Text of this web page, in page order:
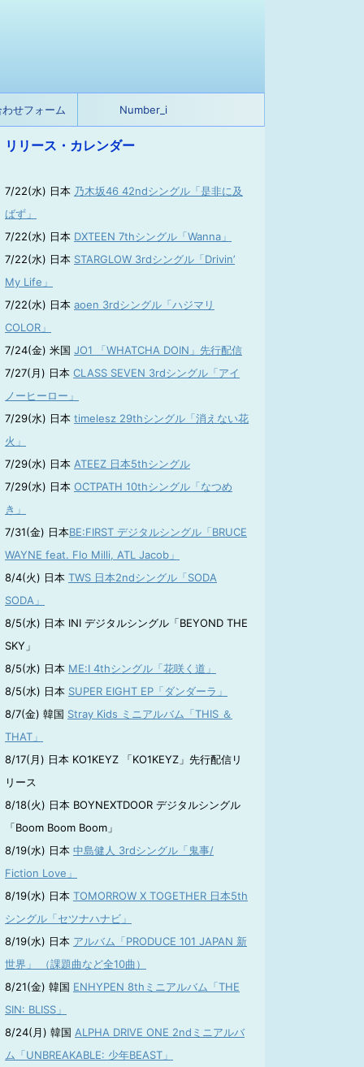
せフォーム Number_i
リリース・カレンダー
7/22(水) 日本 乃木坂46 42ndシングル「是非に及
ばず」
7/22(水) 日本 DXTEEN 7thシングル「Wanna」
7/22(水) 日本 STARGLOW 3rdシングル「Drivin’
My Life」
7/22(水) 日本 aoen 3rdシングル「ハジマリ
COLOR」
7/24(金) 米国 JO1 「WHATCHA DOIN」先行配信
7/27(月) 日本 CLASS SEVEN 3rdシングル「アイ
ノーヒーロー」
7/29(水) 日本 timelesz 29thシングル「消えない花
火」
7/29(水) 日本 ATEEZ 日本5thシングル
7/29(水) 日本 OCTPATH 10thシングル「なつめ
き」
7/31(金) 日本BE:FIRST デジタルシングル「BRUCE
WAYNE feat. Flo Milli, ATL Jacob」
8/4(火) 日本 TWS 日本2ndシングル「SODA
SODA」
8/5(水) 日本 INI デジタルシングル「BEYOND THE
SKY」
8/5(水) 日本 ME:I 4thシングル「花咲く道」
8/5(水) 日本 SUPER EIGHT EP「ダンダーラ」
8/7(金) 韓国 Stray Kids ミニアルバム「THIS ＆
THAT」
8/17(月) 日本 KO1KEYZ 「KO1KEYZ」先行配信リ
リース
8/18(火) 日本 BOYNEXTDOOR デジタルシングル
「Boom Boom Boom」
8/19(水) 日本 中島健人 3rdシングル「鬼事/
Fiction Love」
8/19(水) 日本 TOMORROW X TOGETHER 日本5th
シングル「セツナハナビ」
8/19(水) 日本 アルバム「PRODUCE 101 JAPAN 新
世界」 （課題曲など全10曲）
8/21(金) 韓国 ENHYPEN 8thミニアルバム「THE
SIN: BLISS」
8/24(月) 韓国 ALPHA DRIVE ONE 2ndミニアルバ
ム「UNBREAKABLE: 少年BEAST」